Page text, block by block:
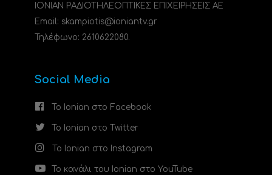
ΙΟΝΙΑΝ ΡΑΔΙΟΤΗΛΕΟΠΤΙΚΕΣ ΕΠΙΧΕΙΡΗΣΕΙΣ ΑΕ
Email: skampiotis@ioniantv.gr
Τηλέφωνο: 2610622080.
Social Media
Το Ionian στο Facebook
Το Ionian στο Twitter
Το Ionian στο Instagram
Το κανάλι του Ionian στο YouTube